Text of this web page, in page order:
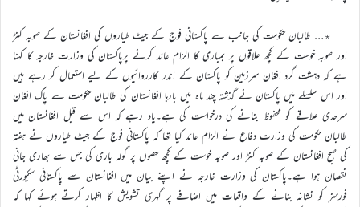
٭… طالبان حکومت کی جانب سے پاکستانی فوج کے جیٹ طیاروں کی افغانستان کے صوبہ کنڑ
اور صوبہ خوست کے کچھ علاقوں پر بمباری کا الزام عائد کرنے پرپاکستان کی وزارت خارجہ کا کہنا
ہے کہ دہشت گرد افغان سرزمین کو پاکستان کے اندر کارروائیوں کے لیے استعمال کر رہے ہیں
اور اس سلسلے میں پاکستان نے گذشتہ چند ماہ میں بارہا افغانستان کی طالبان حکومت سے پاک افغان
سرحدی علاقے کو محفوظ بنانے کی درخواست کی ہے۔یاد رہے کہ اس سے قبل افغانستان میں
طالبان حکومت کی وزارت دفاع نے الزام عائد کیا تھا کہ پاکستانی فوج کے جیٹ طیاروں نے ہفتہ
کی صبح افغانستان کے صوبہ کنڑ اور صوبہ خوست کے کچھ حصوں پر گولہ باری کی جس سے بھاری جانی
نقصان ہوا ہے۔پاکستان کی وزارت خارجہ نے اپنے بیان میں افغانستان سے پاکستانی سکیورٹی
فورسز کو نشانہ بنانے کے واقعات میں اضافے پر گہری تشویش کا اظہار کرتے ہوئے کہا کہ